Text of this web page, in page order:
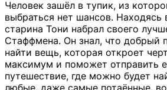
Человек зашёл в тупик, из
выбраться нет шансов. Находясь
старина Тони набрал своего
Стаффмена. Он знал, что добрый
найти вещь, которая откроет
максимум и поможет отправить
путешествие, где можно будет
любые, даже самые потаённые,